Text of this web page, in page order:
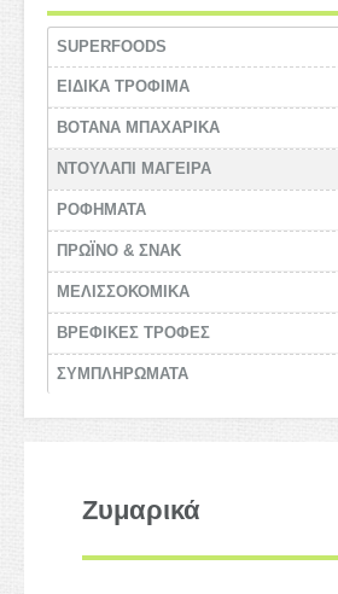
SUPERFOODS
ΕΙΔΙΚΑ ΤΡΟΦΙΜΑ
ΒΟΤΑΝΑ ΜΠΑΧΑΡΙΚΑ
ΝΤΟΥΛΑΠΙ ΜΑΓΕΙΡΑ
ΡΟΦΗΜΑΤΑ
ΠΡΩΪΝΟ & ΣΝΑΚ
ΜΕΛΙΣΣΟΚΟΜΙΚΑ
BΡΕΦΙΚΕΣ ΤΡΟΦΕΣ
ΣΥΜΠΛΗΡΩΜΑΤΑ
Ζυμαρικά